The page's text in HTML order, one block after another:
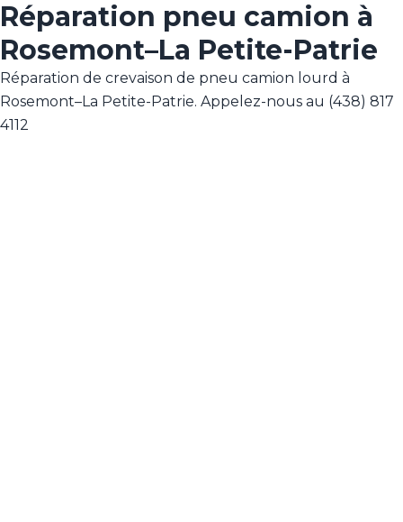
Réparation pneu camion à
Rosemont–La Petite-Patrie
Réparation de crevaison de pneu camion lourd à
Rosemont–La Petite-Patrie. Appelez-nous au (438) 817
4112